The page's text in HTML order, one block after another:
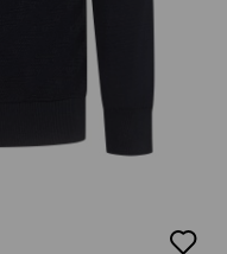
в